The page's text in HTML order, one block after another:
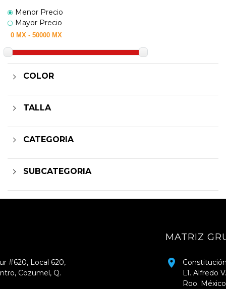
Menor Precio
Mayor Precio
COLOR
TALLA
CATEGORIA
SUBCATEGORIA
Constitución Mexicana Mz 267
L1. Alfredo V. Bonfil. Cancún, Q.